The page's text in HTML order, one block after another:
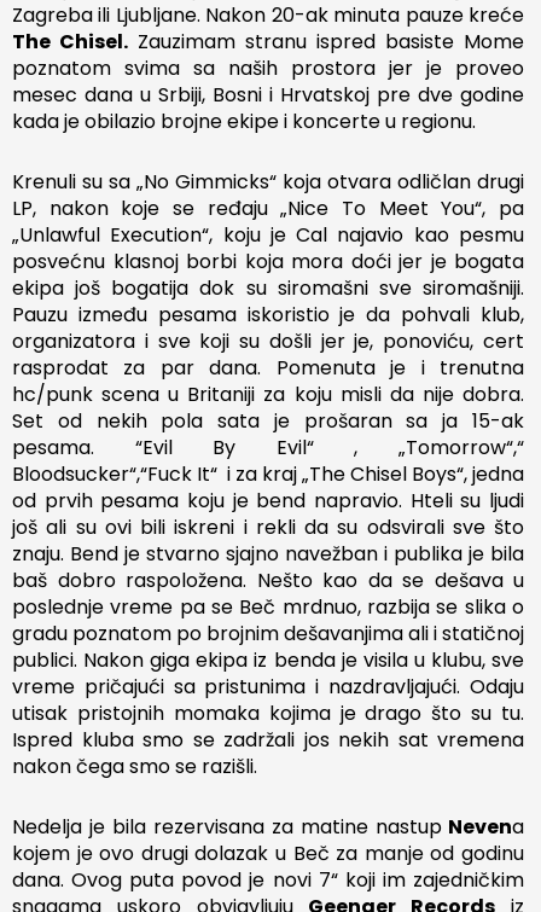
Zagreba ili Ljubljane. Nakon 20-ak minuta pauze kreće
The Chisel. Zauzimam stranu ispred basiste Mome
poznatom svima sa naših prostora jer je proveo
mesec dana u Srbiji, Bosni i Hrvatskoj pre dve godine
kada je obilazio brojne ekipe i koncerte u regionu.
Krenuli su sa „No Gimmicks“ koja otvara odličlan drugi
LP, nakon koje se ređaju „Nice To Meet You“, pa
„Unlawful Execution“, koju je Cal najavio kao pesmu
posvećnu klasnoj borbi koja mora doći jer je bogata
ekipa još bogatija dok su siromašni sve siromašniji.
Pauzu između pesama iskoristio je da pohvali klub,
organizatora i sve koji su došli jer je, ponoviću, cert
rasprodat za par dana. Pomenuta je i trenutna
hc/punk scena u Britaniji za koju misli da nije dobra.
Set od nekih pola sata je prošaran sa ja 15-ak
pesama. “Evil By Evil“ , „Tomorrow“,“
Bloodsucker“,“Fuck It“ i za kraj „The Chisel Boys“, jedna
od prvih pesama koju je bend napravio. Hteli su ljudi
još ali su ovi bili iskreni i rekli da su odsvirali sve što
znaju. Bend je stvarno sjajno navežban i publika je bila
baš dobro raspoložena. Nešto kao da se dešava u
poslednje vreme pa se Beč mrdnuo, razbija se slika o
gradu poznatom po brojnim dešavanjima ali i statičnoj
publici. Nakon giga ekipa iz benda je visila u klubu, sve
vreme pričajući sa pristunima i nazdravljajući. Odaju
utisak pristojnih momaka kojima je drago što su tu.
Ispred kluba smo se zadržali jos nekih sat vremena
nakon čega smo se razišli.
Nedelja je bila rezervisana za matine nastup Nevena
kojem je ovo drugi dolazak u Beč za manje od godinu
dana. Ovog puta povod je novi 7“ koji im zajedničkim